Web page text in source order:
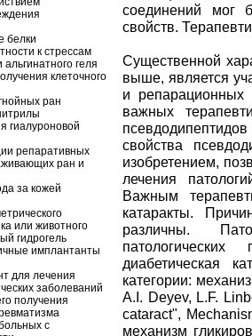
белки
к стрессам
геля
клеточного
ран
гиалуроновой
репаративных
ран и
за кожей
или животного
гидрогель
имплантанты
для лечения
заболеваний
получения
с
соединений мог
свойств.
Существенной
выше, является
и репарационных
важных
свойства
изобретением,
лечения
Важным
катаракты.
различны.
диабетическая
категории:
A.I. Deyev, L.F.
cataract",
механизм